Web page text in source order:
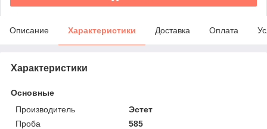
Описание Характеристики Доставка Оплата
Характеристики
Основные
Производитель
Эстет
Проба
585